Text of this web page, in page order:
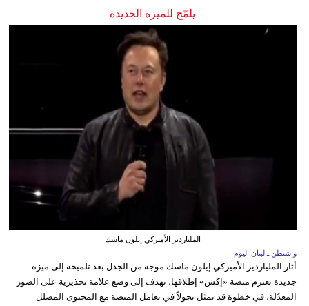
يلمّح للميزة الجديدة
الملياردير الأميركي إيلون ماسك
واشنطن ـ لبنان اليوم
أثار الملياردير الأميركي إيلون ماسك موجة من الجدل بعد تلميحه إلى ميزة
جديدة تعتزم منصة «إكس» إطلاقها، تهدف إلى وضع علامة تحذيرية على الصور
المعدّلة، في خطوة قد تمثل تحولاً في تعامل المنصة مع المحتوى المضلل